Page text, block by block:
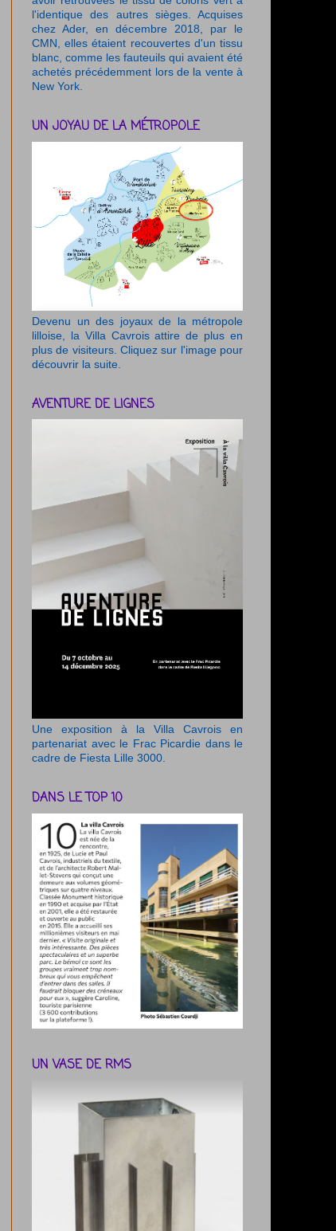
l'identique des autres sièges. Acquises
chez Ader, en décembre 2018, par le
CMN, elles étaient recouvertes d'un tissu
blanc, comme les fauteuils qui avaient été
achetés précédemment lors de la vente à
New York.
UN JOYAU DE LA MÉTROPOLE
Devenu un des joyaux de la métropole
lilloise, la Villa Cavrois attire de plus en
plus de visiteurs. Cliquez sur l'image pour
découvrir la suite.
AVENTURE DE LIGNES
Une exposition à la Villa Cavrois en
partenariat avec le Frac Picardie dans le
cadre de Fiesta Lille 3000.
DANS LE TOP 10
UN VASE DE RMS